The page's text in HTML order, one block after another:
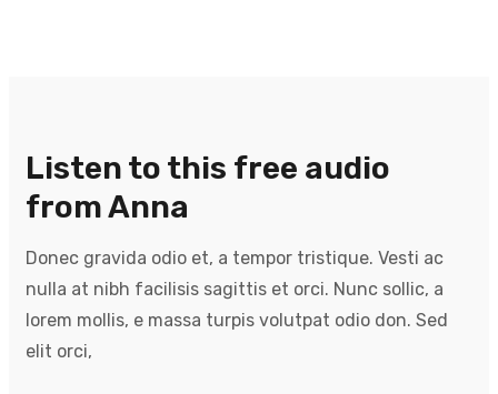
Listen to this free audio
from Anna
Donec gravida odio et, a tempor tristique. Vesti ac
nulla at nibh facilisis sagittis et orci. Nunc sollic, a
lorem mollis, e massa turpis volutpat odio don. Sed
elit orci,